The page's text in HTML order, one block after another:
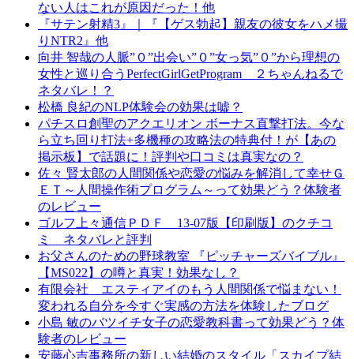
ない人はこれが原因だった！他
『サテン射精3』｜『【ゲス勃起】親友の彼女をハメ撮
りNTR2』他
向井 智哉の人脈”０”出会い”０”女っ気”０”から理想の
女性と巡り合うPerfectGirlGetProgram ２ちゃんねるで
ネタバレ！？
松橋 良紀のNLP体験会の効果は嘘？
パチスロ創聖のアクエリオン ボーナス直撃打法。今な
ら立ち回り打法+多機種の攻略法の特典付！が【あの
掲示板】で話題に！評判や口コミは真実なの？
佐々 賢太郎の人間関係や恋愛の悩みを解消して幸せＧ
ＥＴ～人間操作術プログラム～って効果どう？体験者
のレビュー
ゴルフ上々通信ＰＤＦ 13-07版【印刷版】のクチコ
ミ ネタバレと評判
お父さんのための野球教室 『ピッチャーズバイブル』
【MS022】の噂と真実！効果なし？
有限会社 エスティアイのもう人間関係で悩まない！
変われる自分を今すぐ実感の方法を体験したブログ
小島 敏のバツイチ女子の恋愛教科書って効果どう？体
験者のレビュー
安藤心吉事務所の新しい結婚のスタイル「スカイプ結